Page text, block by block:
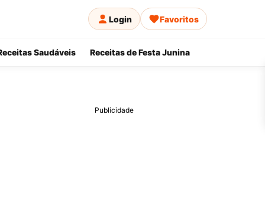
Login Favoritos
Saudáveis Receitas de Festa Junina
Publicidade